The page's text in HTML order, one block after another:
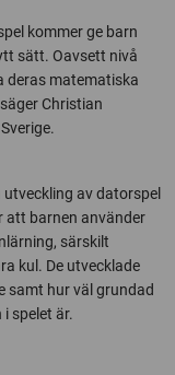
kommer ge barn
sätt. Oavsett nivå
deras matematiska
Christian
av datorspel
barnen använder
särskilt
kul. De utvecklade
samt hur väl grundad
spelet är.